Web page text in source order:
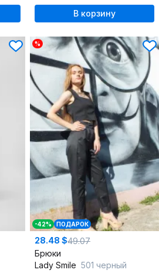
В корзину
%
-42% ПОДАРОК
28.48 $49.07
Брюки
Lady Smile 501 черный